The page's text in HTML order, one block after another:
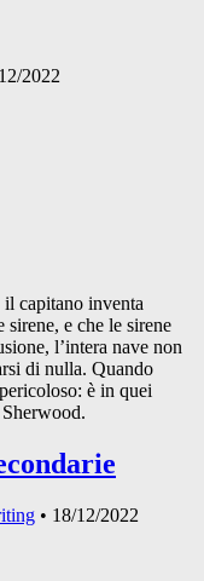
2022
capitano inventa
e che le sirene
l’intera nave non
di nulla. Quando
è in quei
• 18/12/2022